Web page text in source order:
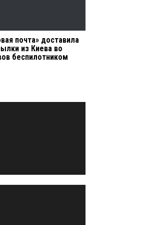
почта» доставила
из Киева во
беспилотником